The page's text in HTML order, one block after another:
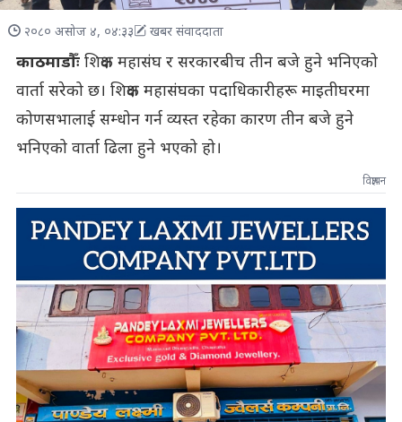
२०८० असोज ४, ०४:३३ खबर संवाददाता
काठमाडौँःशिक्षक महासंघ र सरकारबीच तीन बजे हुने भनिएको
वार्ता सरेको छ। शिक्षक महासंघका पदाधिकारीहरू माइतीघरमा
कोणसभालाई सम्धोन गर्न व्यस्त रहेका कारण तीन बजे हुने
भनिएको वार्ता ढिला हुने भएको हो।
विज्ञापन